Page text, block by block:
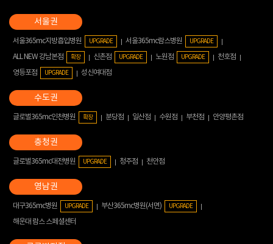
서울365mc지방흡입병원 UPGRADE 서울365mc람스병원 UPGRADE
ALL NEW 강남본점 확장 신촌점 UPGRADE 노원점 UPGRADE
천호점
영등포점
UPGRADE 성신여대점
글로벌365mc인천병원 확장 분당점 일산점 수원점 부천점 안양평촌점
글로벌365mc대전병원 UPGRADE 청주점 천안점
대구365mc병원 UPGRADE 부산365mc병원(서면) UPGRADE
해운대 람스 스페셜센터